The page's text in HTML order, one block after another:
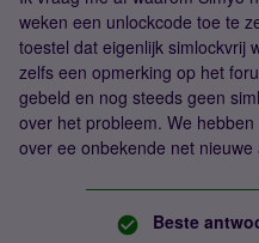
weken een unlockcode toe te
toestel dat eigenlijk simlockvrij
zelfs een opmerking op het
gebeld en nog steeds geen
over het probleem. We
over ee onbekende net nieuwe
Beste